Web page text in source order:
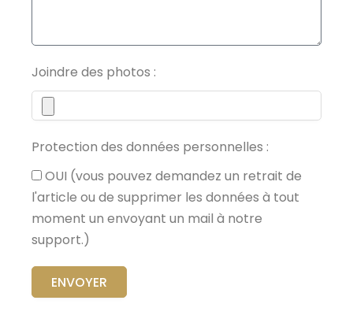
Joindre des photos :
Protection des données personnelles :
OUI (vous pouvez demandez un retrait de
l'article ou de supprimer les données à tout
moment un envoyant un mail à notre
support.)
ENVOYER